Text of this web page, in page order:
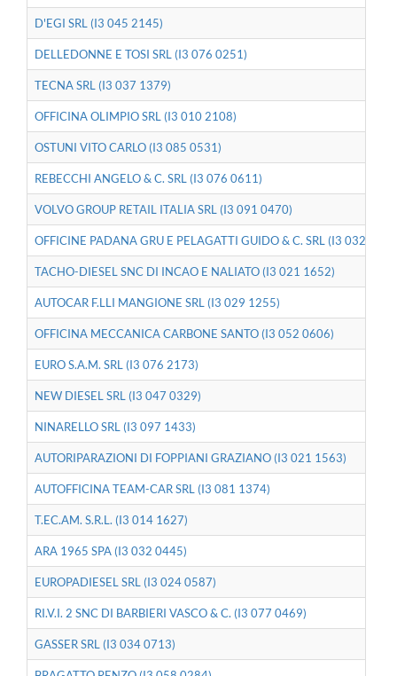
D'EGI SRL (I3 045 2145)
DELLEDONNE E TOSI SRL (I3 076 0251)
TECNA SRL (I3 037 1379)
OFFICINA OLIMPIO SRL (I3 010 2108)
OSTUNI VITO CARLO (I3 085 0531)
REBECCHI ANGELO & C. SRL (I3 076 0611)
VOLVO GROUP RETAIL ITALIA SRL (I3 091 0470)
OFFICINE PADANA GRU E PELAGATTI GUIDO & C. SRL (I3 032
TACHO-DIESEL SNC DI INCAO E NALIATO (I3 021 1652)
AUTOCAR F.LLI MANGIONE SRL (I3 029 1255)
OFFICINA MECCANICA CARBONE SANTO (I3 052 0606)
EURO S.A.M. SRL (I3 076 2173)
NEW DIESEL SRL (I3 047 0329)
NINARELLO SRL (I3 097 1433)
AUTORIPARAZIONI DI FOPPIANI GRAZIANO (I3 021 1563)
AUTOFFICINA TEAM-CAR SRL (I3 081 1374)
T.EC.AM. S.R.L. (I3 014 1627)
ARA 1965 SPA (I3 032 0445)
EUROPADIESEL SRL (I3 024 0587)
RI.V.I. 2 SNC DI BARBIERI VASCO & C. (I3 077 0469)
GASSER SRL (I3 034 0713)